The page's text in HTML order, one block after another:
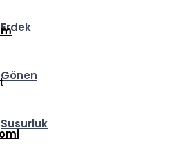
Erdek
Gönen
Susurluk